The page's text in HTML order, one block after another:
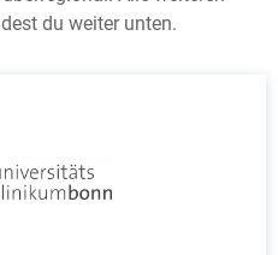
du weiter unten.